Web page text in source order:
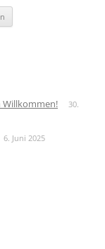
Willkommen!
30.
6. Juni 2025